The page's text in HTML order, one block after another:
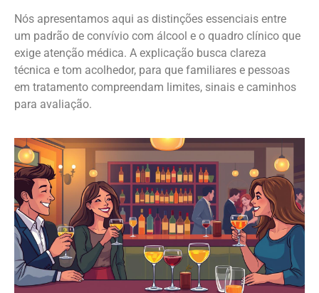
Nós apresentamos aqui as distinções essenciais entre
um padrão de convívio com álcool e o quadro clínico que
exige atenção médica. A explicação busca clareza
técnica e tom acolhedor, para que familiares e pessoas
em tratamento compreendam limites, sinais e caminhos
para avaliação.